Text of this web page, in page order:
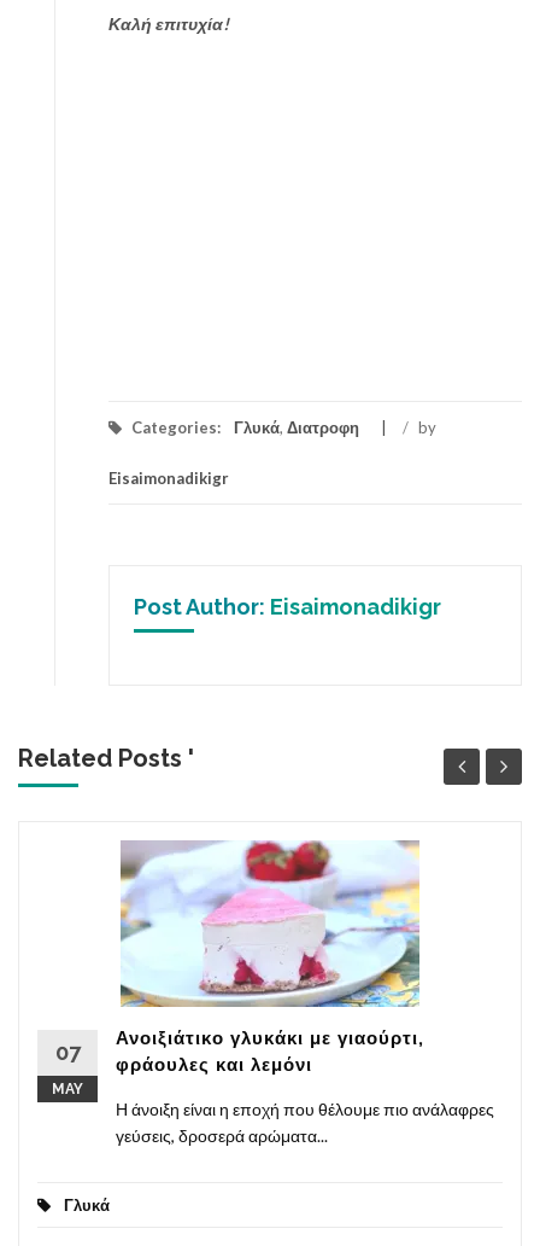
Καλή επιτυχία!
Categories: Γλυκά, Διατροφη / by
Eisaimonadikigr
Post Author: Eisaimonadikigr
Related Posts '
07
MAY
Ανοιξιάτικο γλυκάκι με γιαούρτι,
φράουλες και λεμόνι
Η άνοιξη είναι η εποχή που θέλουμε πιο ανάλαφρες
γεύσεις, δροσερά αρώματα...
Γλυκά